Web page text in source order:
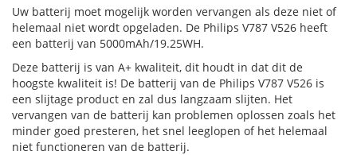
Uw batterij moet mogelijk worden vervangen als deze niet of
helemaal niet wordt opgeladen. De Philips V787 V526 heeft
een batterij van 5000mAh/19.25WH.
Deze batterij is van A+ kwaliteit, dit houdt in dat dit de
hoogste kwaliteit is! De batterij van de Philips V787 V526 is
een slijtage product en zal dus langzaam slijten. Het
vervangen van de batterij kan problemen oplossen zoals het
minder goed presteren, het snel leeglopen of het helemaal
niet functioneren van de batterij.